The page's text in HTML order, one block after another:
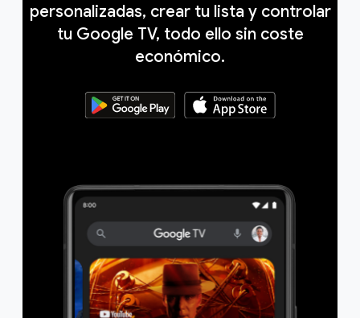
personalizadas, crear tu lista y controlar
tu Google TV, todo ello sin coste
económico.